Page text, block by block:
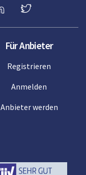
Für Anbieter
Registrieren
Anmelden
Anbieter werden